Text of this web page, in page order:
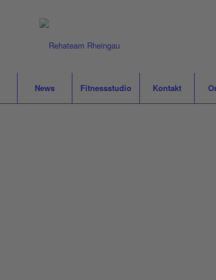
News Fitnessstudio Kontakt